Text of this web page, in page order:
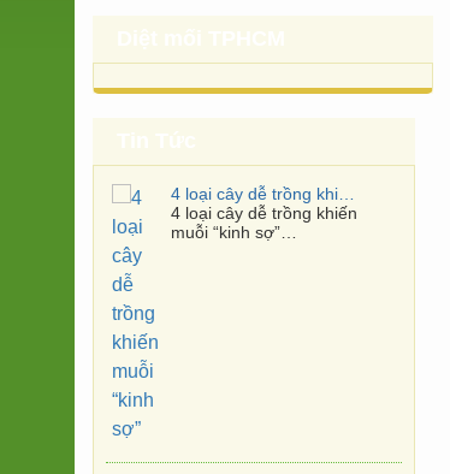
4 loại cây dễ trồng khiến
muỗi “kinh sợ”…